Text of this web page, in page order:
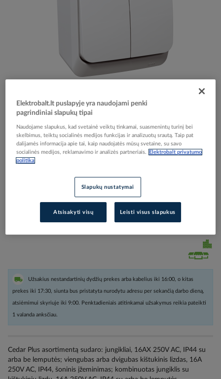
the
the
images
gallery
Jungiklis v/t dvigubas IP44 baltas 16A 250V CEDAR
PLUS WNT-500Y - SCHNEIDER ELECTRIC
Elektrobalt prekės kodas
065269
Gamintojo prekės kodas
Užsakius nestandartinių dydžių prekes arba kabelius iki 16:00, o kitas
prekes iki 17:30, siunta bus pristatyta nurodytu adresu per sekančią darbo dieną,
atsiėmimui skyriuje iki 9:00. Penktadieniais atitinkamai užsakymus reikia pateikti
1 valanda anksčiau.
Cedar Plus asortimentą sudaro: jungikliai, 16AX 250V AC, IP44 su
arba be lemputės; viengubas arba dvigubas kištukinis lizdas, 16A
250V AC, IP44, šoninis įžeminimas; kombinuotas jungiklis su
Elektrobalt.lt puslapyje yra naudojami penki
pagrindiniai slapukų tipai
Naudojame slapukus, kad svetainė veiktų tinkamai, suasmenintų turinį bei
skelbimus, teiktų socialinės medijos funkcijas ir analizuotų srautą. Taip pat
dalijamės informacija apie tai, kaip naudojatės mūsų svetaine, su savo
socialinės medijos, reklamavimo ir analizės partneriais.
Elektrobalt privatumo
politika
Slapukų nustatymai
Atsisakyti visų Leisti visus slapukus